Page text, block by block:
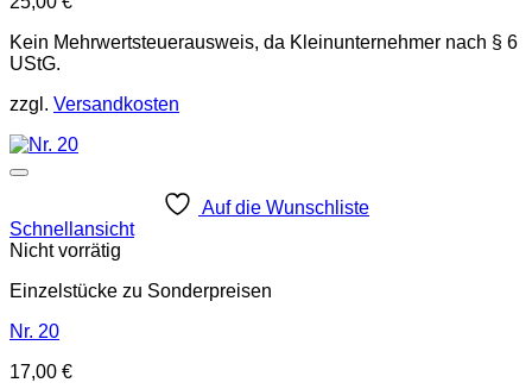
Kein Mehrwertsteuerausweis, da Kleinunternehmer nach § 6
UStG.
zzgl. Versandkosten
Auf die Wunschliste
Schnellansicht
Nicht vorrätig
Einzelstücke zu Sonderpreisen
Nr. 20
17,00 €